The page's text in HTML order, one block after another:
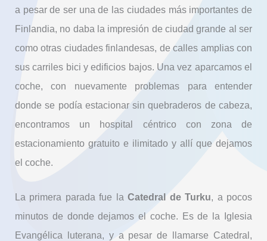
a pesar de ser una de las ciudades más importantes de
Finlandia, no daba la impresión de ciudad grande al ser
como otras ciudades finlandesas, de calles amplias con
sus carriles bici y edificios bajos. Una vez aparcamos el
coche, con nuevamente problemas para entender
donde se podía estacionar sin quebraderos de cabeza,
encontramos un hospital céntrico con zona de
estacionamiento gratuito e ilimitado y allí que dejamos
el coche.
La primera parada fue laCatedral de Turku, a pocos
minutos de donde dejamos el coche. Es de la Iglesia
Evangélica luterana, y a pesar de llamarse Catedral,